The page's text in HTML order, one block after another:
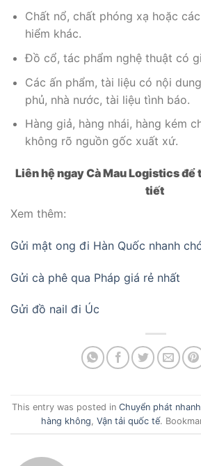
Chất nổ, chất phóng xạ hoặc
hiểm khác.
Đồ cổ, tác phẩm nghệ thuật có
Các ấn phẩm, tài liệu có nội
phủ, nhà nước, tài liệu tình báo.
Hàng giả, hàng nhái, hàng kém
không rõ nguồn gốc xuất xứ.
Liên hệ ngay Cà Mau Logistics
tiết
Xem thêm:
Gửi mật ong đi Hàn Quốc nhanh
Gửi cà phê qua Pháp giá rẻ nhất
Gửi đồ nail đi Úc
This entry was posted in Chuyển phát
hàng không Vận tải quốc tế.